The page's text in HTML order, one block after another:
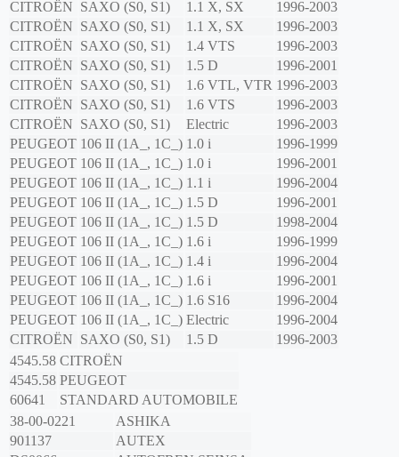
CITROËN SAXO (S0, S1) 1.1 X, SX
1996-2003
CITROËN SAXO (S0, S1) 1.1 X, SX
1996-2003
CITROËN SAXO (S0, S1) 1.4 VTS
1996-2003
CITROËN SAXO (S0, S1) 1.5 D
1996-2001
CITROËN SAXO (S0, S1) 1.6 VTL, VTR 1996-2003
CITROËN SAXO (S0, S1) 1.6 VTS
1996-2003
CITROËN SAXO (S0, S1) Electric
1996-2003
PEUGEOT 106 II (1A_, 1C_) 1.0 i
1996-1999
PEUGEOT 106 II (1A_, 1C_) 1.0 i
1996-2001
PEUGEOT 106 II (1A_, 1C_) 1.1 i
1996-2004
PEUGEOT 106 II (1A_, 1C_) 1.5 D
1996-2001
PEUGEOT 106 II (1A_, 1C_) 1.5 D
1998-2004
PEUGEOT 106 II (1A_, 1C_) 1.6 i
1996-1999
PEUGEOT 106 II (1A_, 1C_) 1.4 i
1996-2004
PEUGEOT 106 II (1A_, 1C_) 1.6 i
1996-2001
PEUGEOT 106 II (1A_, 1C_) 1.6 S16
1996-2004
PEUGEOT 106 II (1A_, 1C_) Electric
1996-2004
CITROËN SAXO (S0, S1) 1.5 D
1996-2003
4545.58 CITROËN
4545.58 PEUGEOT
60641
STANDARD AUTOMOBILE
38-00-0221
ASHIKA
901137
AUTEX